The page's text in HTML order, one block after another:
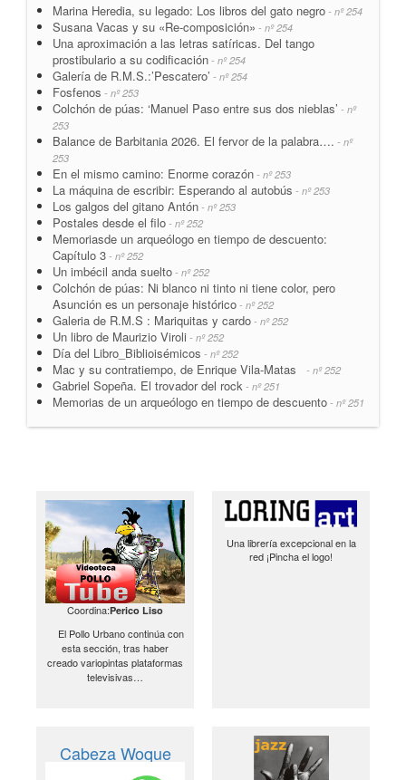
Marina Heredia, su legado: Los libros del gato negro - nº 254
Susana Vacas y su «Re-composición» - nº 254
Una aproximación a las letras satíricas. Del tango
prostibulario a su codificación - nº 254
Galería de R.M.S.:’Pescatero’ - nº 254
Fosfenos - nº 253
Colchón de púas: ‘Manuel Paso entre sus dos nieblas’ - nº
253
Balance de Barbitania 2026. El fervor de la palabra…. - nº
253
En el mismo camino: Enorme corazón - nº 253
La máquina de escribir: Esperando al autobús - nº 253
Los galgos del gitano Antón - nº 253
Postales desde el filo - nº 252
Memoriasde un arqueólogo en tiempo de descuento:
Capítulo 3 - nº 252
Un imbécil anda suelto - nº 252
Colchón de púas: Ni blanco ni tinto ni tiene color, pero
Asunción es un personaje histórico - nº 252
Galeria de R.M.S : Mariquitas y cardo - nº 252
Un libro de Maurizio Viroli - nº 252
Día del Libro_Biblioisémicos - nº 252
Mac y su contratiempo, de Enrique Vila-Matas - nº 252
Gabriel Sopeña. El trovador del rock - nº 251
Memorias de un arqueólogo en tiempo de descuento - nº 251
Coordina:Perico Liso
El Pollo Urbano continúa con
esta sección, tras haber
creado variopintas plataformas
televisivas…
Una librería excepcional en la
red ¡Pincha el logo!
Cabeza Woque